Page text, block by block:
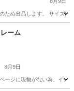
ため出品します。 サイズ
サンワダイレクト
ーム
8月9日
ージに現物がない為、イ